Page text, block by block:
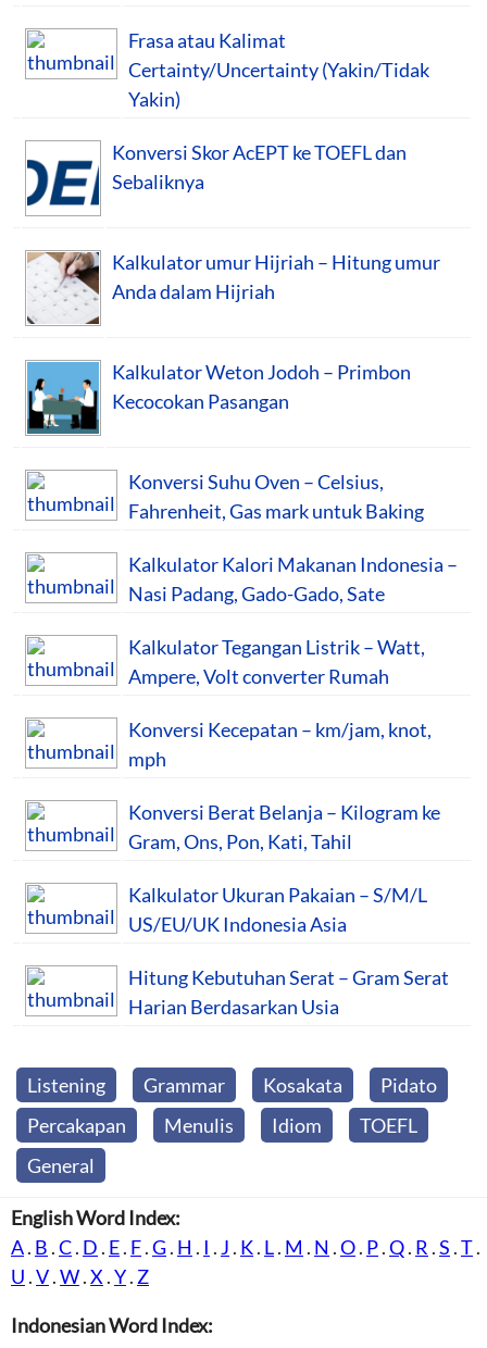
Frasa atau Kalimat
Certainty/Uncertainty (Yakin/Tidak
Yakin)
Konversi Skor AcEPT ke TOEFL dan
Sebaliknya
Kalkulator umur Hijriah – Hitung umur
Anda dalam Hijriah
Kalkulator Weton Jodoh – Primbon
Kecocokan Pasangan
Konversi Suhu Oven – Celsius,
Fahrenheit, Gas mark untuk Baking
Kalkulator Kalori Makanan Indonesia –
Nasi Padang, Gado-Gado, Sate
Kalkulator Tegangan Listrik – Watt,
Ampere, Volt converter Rumah
Konversi Kecepatan – km/jam, knot,
mph
Konversi Berat Belanja – Kilogram ke
Gram, Ons, Pon, Kati, Tahil
Kalkulator Ukuran Pakaian – S/M/L
US/EU/UK Indonesia Asia
Hitung Kebutuhan Serat – Gram Serat
Harian Berdasarkan Usia
Listening Grammar Kosakata
Pidato
Percakapan
Menulis Idiom
TOEFL
General
English Word Index:
A. B .C. D . E. F.G. H . I . J . K. L. M . N .O. P.Q. R .S .T.
U .V.W.X .Y. Z
Indonesian Word Index: